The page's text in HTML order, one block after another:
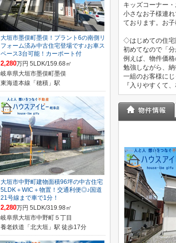
キッズコーナー
小さなお子様連
ております。お
◇はじめての住
初めてなので「
例えば、物件価
勉強しながら、納
一組のお客様にじ
『入りやすくて
大垣市墨俣町墨俣！プラント6の南側リ
フォーム済み中古住宅登場です♪お車ス
ペース3台可能！カーポート付
2,280万円 5LDK/159.68㎡
岐阜県大垣市墨俣町墨俣
東海道本線「穂積」駅
大垣市中野町建物面積96坪の中古住宅
5LDK＋WIC＋物置！交通利便◎♪国道
21号線まで車で1分！
2,280万円 5LDK/319.98㎡
岐阜県大垣市中野町５丁目
養老鉄道「北大垣」駅 徒歩17分